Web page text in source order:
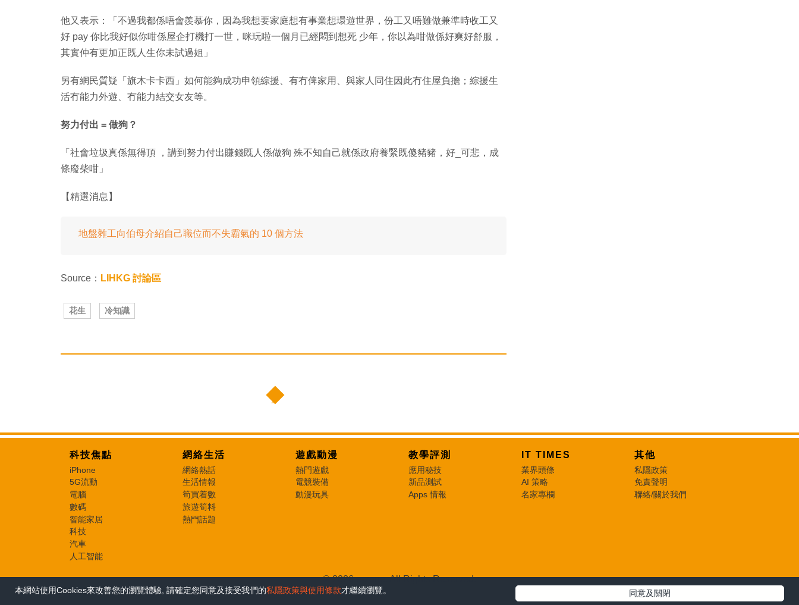
他又表示：「不過我都係唔會羨慕你，因為我想要家庭想有事業想環遊世界，份工又唔難做兼準時收工又
好 pay 你比我好似你咁係屋企打機打一世，咪玩啦一個月已經悶到想死 少年，你以為咁做係好爽好舒服，
其實仲有更加正既人生你未試過姐」
另有網民質疑「旗木卡卡西」如何能夠成功申領綜援、有冇俾家用、與家人同住因此冇住屋負擔；綜援生
活冇能力外遊、冇能力結交女友等。
努力付出 = 做狗？
「社會垃圾真係無得頂 ，講到努力付出賺錢既人係做狗 殊不知自己就係政府養緊既傻豬豬，好_可悲，成
條廢柴咁」
【精選消息】
地盤雜工向伯母介紹自己職位而不失霸氣的 10 個方法
Source： LIHKG 討論區
花生 冷知識
科技焦點
iPhone
5G流動
電腦
數碼
智能家居
科技
汽車
人工智能
網絡生活
網絡熱話
生活情報
筍買着數
旅遊筍料
熱門話題
遊戲動漫
熱門遊戲
電競裝備
動漫玩具
教學評測
應用秘技
新品測試
Apps 情報
IT TIMES
業界頭條
AI 策略
名家專欄
其他
私隱政策
免責聲明
聯絡/關於我們
© 2026 e-zone. All Rights Reserved.
本網站使用Cookies來改善您的瀏覽體驗, 請確定您同意及接受我們的私隱政策與使用條款才繼續瀏覽。 同意及關閉